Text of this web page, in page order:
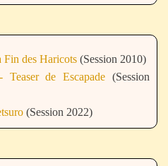
Fin des Haricots (Session 2010)
de Escapade (Session
(Session 2022)